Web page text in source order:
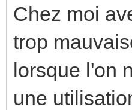
Chez moi
trop
lorsque l'on
une